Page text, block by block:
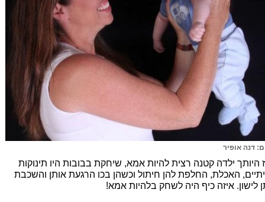
דנה אופיר
היותך ילדה קטנה רצית להיות אמא, שיחקת בבובות היו תינוקות
האכלת, החלפת להן חיתול וכשהן בכו הרגעת אותן והשכבת
לישון. איזה כיף היה לשחק בלהיות אמא!